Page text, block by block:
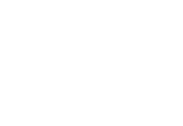
- ลูก หรือ
- สามี-ภร